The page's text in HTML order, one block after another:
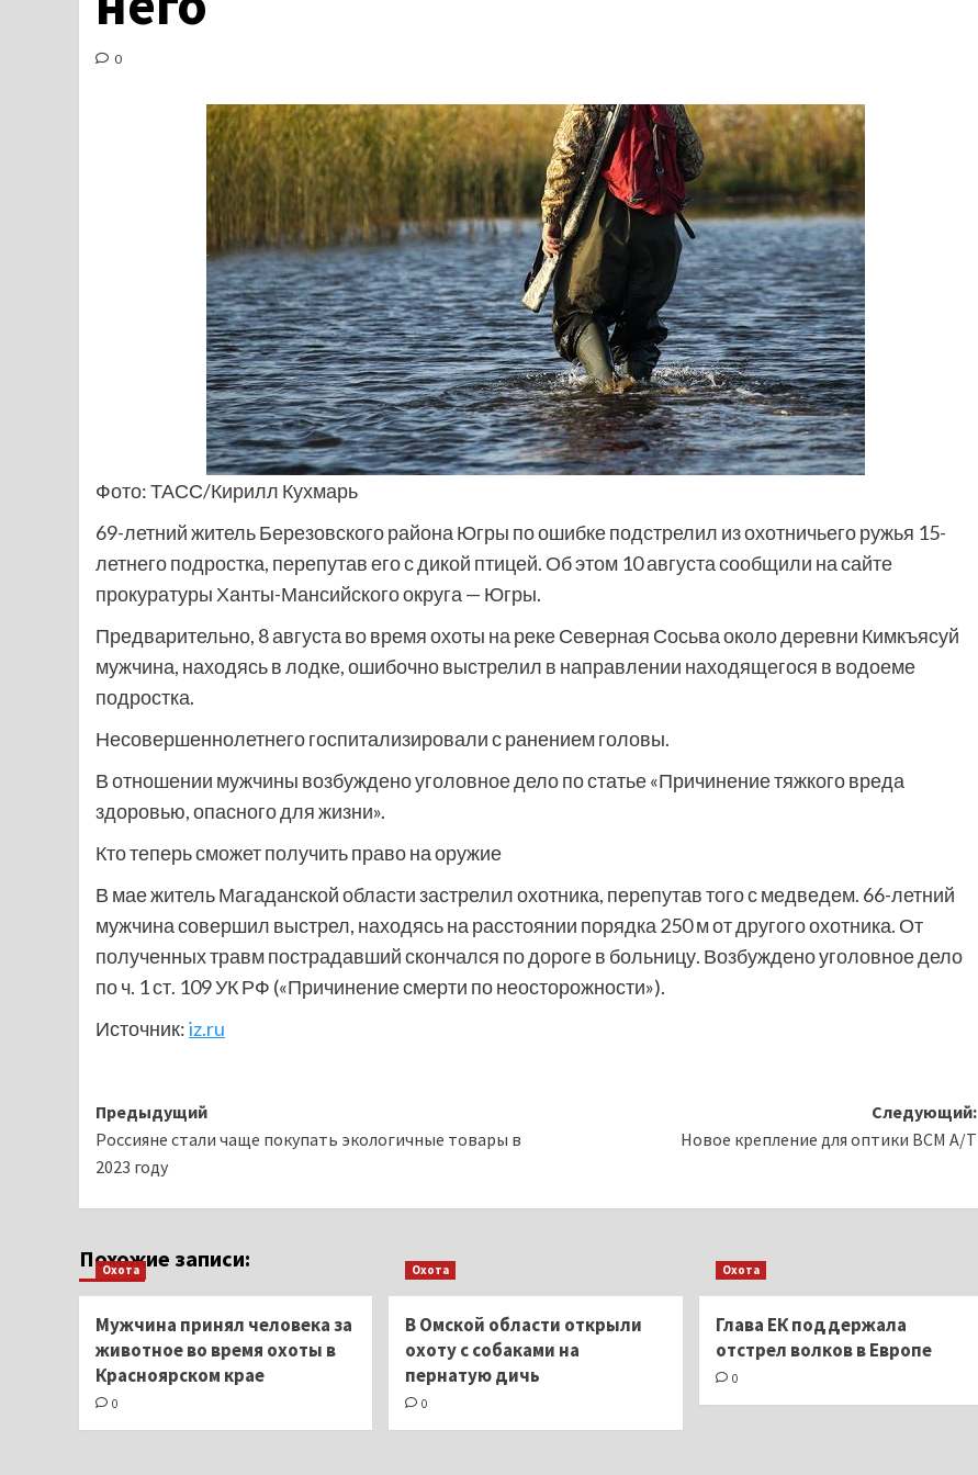
0
Фото: ТАСС/Кирилл Кухмарь
69-летний житель Березовского района Югры по ошибке подстрелил из охотничьего ружья 15-
летнего подростка, перепутав его с дикой птицей. Об этом 10 августа сообщили на сайте
прокуратуры Ханты-Мансийского округа — Югры.
Предварительно, 8 августа во время охоты на реке Северная Сосьва около деревни Кимкъясуй
мужчина, находясь в лодке, ошибочно выстрелил в направлении находящегося в водоеме
подростка.
Несовершеннолетнего госпитализировали с ранением головы.
В отношении мужчины возбуждено уголовное дело по статье «Причинение тяжкого вреда
здоровью, опасного для жизни».
Кто теперь сможет получить право на оружие
В мае житель Магаданской области застрелил охотника, перепутав того с медведем. 66-летний
мужчина совершил выстрел, находясь на расстоянии порядка 250 м от другого охотника. От
полученных травм пострадавший скончался по дороге в больницу. Возбуждено уголовное дело
по ч. 1 ст. 109 УК РФ («Причинение смерти по неосторожности»).
Источник:iz.ru
Навигация
записи
Предыдущий
Россияне стали чаще покупать экологичные товары в
2023 году
Следующий:
Новое крепление для оптики BCM A/T
Похожие записи:
Охота
Мужчина принял человека за
животное во время охоты в
Красноярском крае
0
Охота
В Омской области открыли
охоту с собаками на
пернатую дичь
0
Охота
Глава ЕК поддержала
отстрел волков в Европе
0